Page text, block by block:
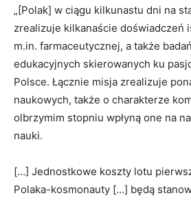
„[Polak] w ciągu kilkunastu dni na
zrealizuje kilkanaście doświadczeń
m.in. farmaceutycznej, a także
edukacyjnych skierowanych ku
Polsce. Łącznie misja zrealizuje
naukowych, także o charakterze
olbrzymim stopniu wpłyną one na
nauki.
[…] Jednostkowe koszty lotu
Polaka-kosmonauty […] będą